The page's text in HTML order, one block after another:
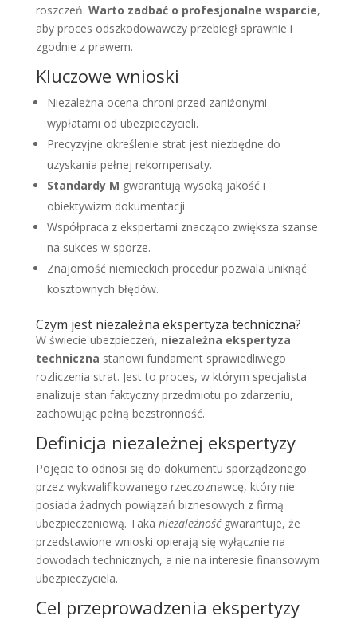
roszczeń. Warto zadbać o profesjonalne wsparcie,
aby proces odszkodowawczy przebiegł sprawnie i
zgodnie z prawem.
Kluczowe wnioski
Niezależna ocena chroni przed zaniżonymi
wypłatami od ubezpieczycieli.
Precyzyjne określenie strat jest niezbędne do
uzyskania pełnej rekompensaty.
Standardy M gwarantują wysoką jakość i
obiektywizm dokumentacji.
Współpraca z ekspertami znacząco zwiększa szanse
na sukces w sporze.
Znajomość niemieckich procedur pozwala uniknąć
kosztownych błędów.
Czym jest niezależna ekspertyza techniczna?
W świecie ubezpieczeń, niezależna ekspertyza
techniczna stanowi fundament sprawiedliwego
rozliczenia strat. Jest to proces, w którym specjalista
analizuje stan faktyczny przedmiotu po zdarzeniu,
zachowując pełną bezstronność.
Definicja niezależnej ekspertyzy
Pojęcie to odnosi się do dokumentu sporządzonego
przez wykwalifikowanego rzeczoznawcę, który nie
posiada żadnych powiązań biznesowych z firmą
ubezpieczeniową. Taka niezależnośćgwarantuje, że
przedstawione wnioski opierają się wyłącznie na
dowodach technicznych, a nie na interesie finansowym
ubezpieczyciela.
Cel przeprowadzenia ekspertyzy